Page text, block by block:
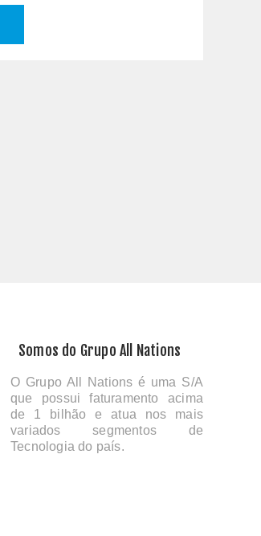
Somos do Grupo All Nations
O Grupo All Nations é uma S/A
que possui faturamento acima
de 1 bilhão e atua nos mais
variados segmentos de
Tecnologia do país.